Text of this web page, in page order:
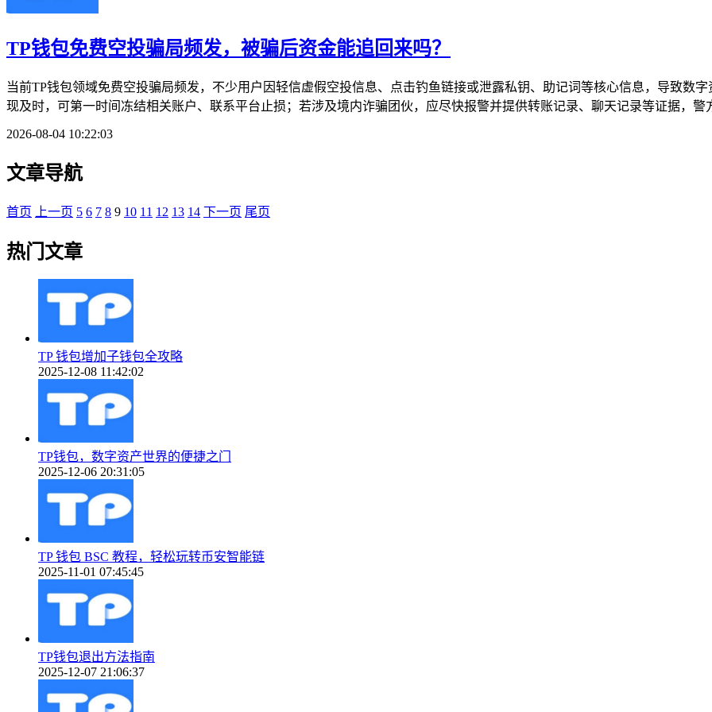
TP钱包免费空投骗局频发，被骗后资金能追回来吗？
当前TP钱包领域免费空投骗局频发，不少用户因轻信虚假空投信息、点击钓鱼链接或泄露私钥、助记词等核心信息，导致数
现及时，可第一时间冻结相关账户、联系平台止损；若涉及境内诈骗团伙，应尽快报警并提供转账记录、聊天记录等证据，
2026-08-04 10:22:03
文章导航
首页 上一页 5 6 7 8 9 10 11 12 13 14 下一页 尾页
热门文章
TP 钱包增加子钱包全攻略
2025-12-08 11:42:02
TP钱包，数字资产世界的便捷之门
2025-12-06 20:31:05
TP 钱包 BSC 教程，轻松玩转币安智能链
2025-11-01 07:45:45
TP钱包退出方法指南
2025-12-07 21:06:37